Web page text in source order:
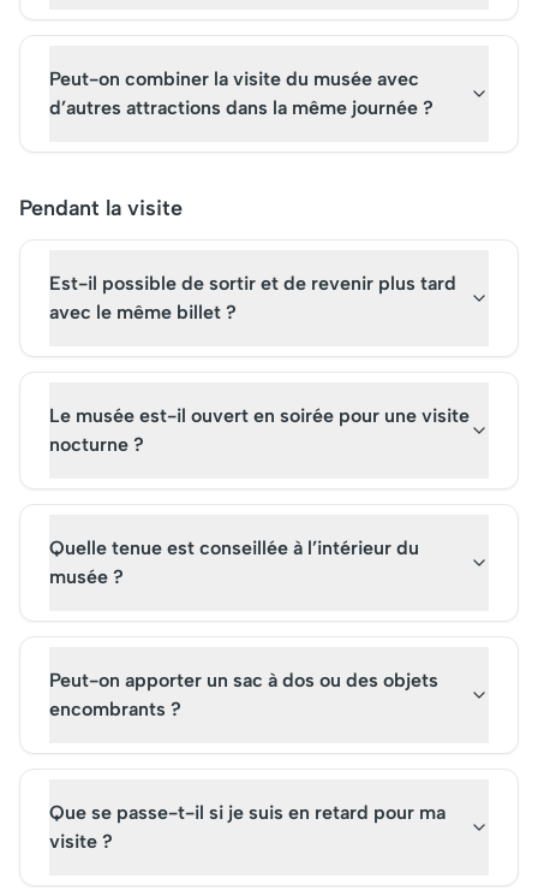
Peut-on combiner la visite du musée avec
d’autres attractions dans la même journée ?
Pendant la visite
Est-il possible de sortir et de revenir plus tard
avec le même billet ?
Le musée est-il ouvert en soirée pour une visite
nocturne ?
Quelle tenue est conseillée à l’intérieur du
musée ?
Peut-on apporter un sac à dos ou des objets
encombrants ?
Que se passe-t-il si je suis en retard pour ma
visite ?